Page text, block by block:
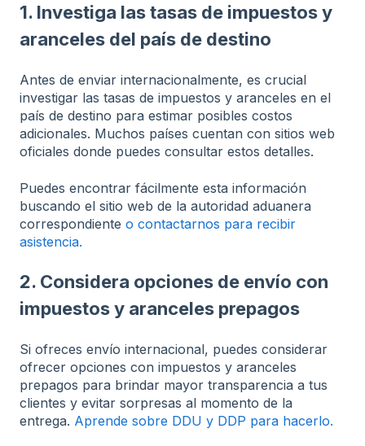
1. Investiga las tasas de impuestos y
aranceles del país de destino
Antes de enviar internacionalmente, es crucial
investigar las tasas de impuestos y aranceles en el
país de destino para estimar posibles costos
adicionales. Muchos países cuentan con sitios web
oficiales donde puedes consultar estos detalles.
Puedes encontrar fácilmente esta información
buscando el sitio web de la autoridad aduanera
correspondiente o contactarnos para recibir
asistencia.
2. Considera opciones de envío con
impuestos y aranceles prepagos
Si ofreces envío internacional, puedes considerar
ofrecer opciones con impuestos y aranceles
prepagos para brindar mayor transparencia a tus
clientes y evitar sorpresas al momento de la
entrega. Aprende sobre DDU y DDP para hacerlo.